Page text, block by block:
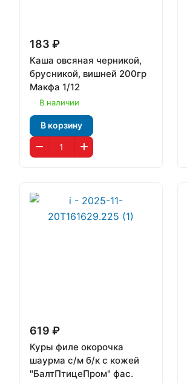
183 ₽
Каша овсяная черникой,
брусникой, вишней 200гр
Макфа 1/12
В наличии
В корзину
619 ₽
Куры филе окорочка
шаурма с/м б/к с кожей
"БалтПтицеПром" фас.